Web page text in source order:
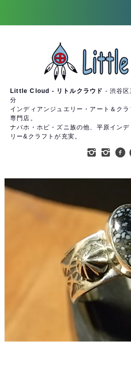
Little Cloud - リトルクラウド - 渋谷区
分
インディアンジュエリー・アート＆ク
専門店。
ナバホ・ホピ・ズニ族の他、平原イン
リー&クラフトが充実。